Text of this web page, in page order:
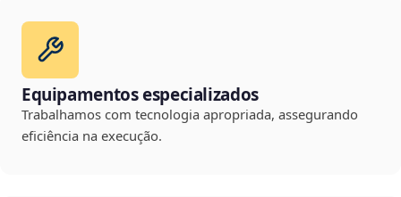
Equipamentos especializados
Trabalhamos com tecnologia apropriada, assegurando
eficiência na execução.